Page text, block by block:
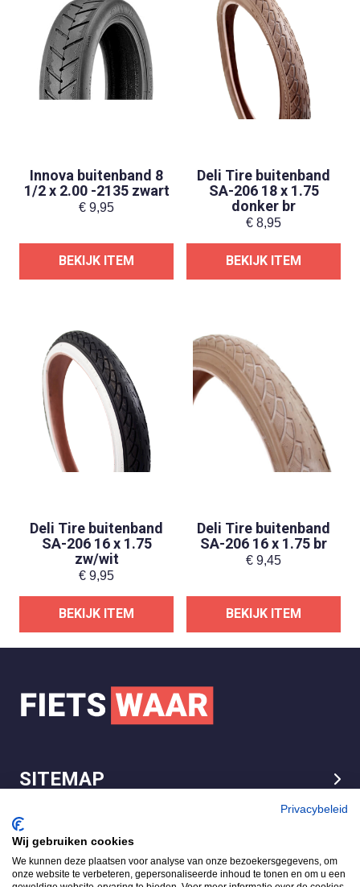
Innova buitenband 8
1/2 x 2.00 -2135 zwart
€ 9,95
BEKIJK ITEM
Deli Tire buitenband
SA-206 18 x 1.75
donker br
€ 8,95
BEKIJK ITEM
Deli Tire buitenband
SA-206 16 x 1.75
zw/wit
€ 9,95
BEKIJK ITEM
Deli Tire buitenband
SA-206 16 x 1.75 br
€ 9,45
BEKIJK ITEM
SITEMAP
LEGAL
FietsWaar.nl
4.7
Privacybeleid
Wij gebruiken cookies
We kunnen deze plaatsen voor analyse van onze bezoekersgegevens, om
onze website te verbeteren, gepersonaliseerde inhoud te tonen en om u een